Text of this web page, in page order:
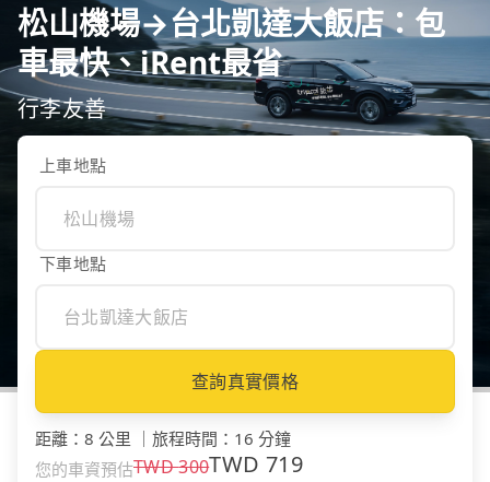
松山機場→台北凱達大飯店：包
車最快、iRent最省
行李友善
上車地點
下車地點
查詢真實價格
距離 ： 8 公里 旅程時間 ： 16 分鐘
您的車資預估TWD300TWD 719